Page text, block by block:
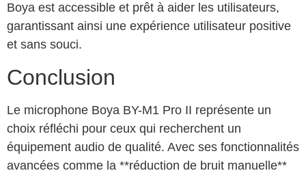
Boya est accessible et prêt à aider les utilisateurs,
garantissant ainsi une expérience utilisateur positive
et sans souci.
Conclusion
Le microphone Boya BY-M1 Pro II représente un
choix réfléchi pour ceux qui recherchent un
équipement audio de qualité. Avec ses fonctionnalités
avancées comme la **réduction de bruit manuelle**